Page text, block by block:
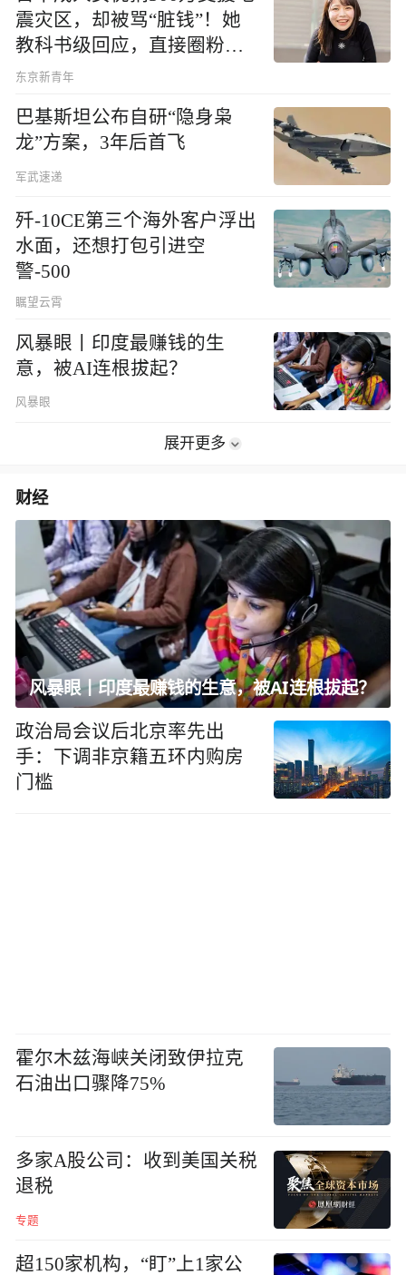
震灾区，却被骂“脏钱”！她
教科书级回应，直接圈粉无
数
东京新青年
巴基斯坦公布自研“隐身枭
龙”方案，3年后首飞
军武速递
歼-10CE第三个海外客户浮出
水面，还想打包引进空
警-500
瞩望云霄
风暴眼丨印度最赚钱的生
意，被AI连根拔起？
风暴眼
展开更多
财经
风暴眼丨印度最赚钱的生意，被AI连根拔起？
政治局会议后北京率先出
手：下调非京籍五环内购房
门槛
霍尔木兹海峡关闭致伊拉克
石油出口骤降75%
多家A股公司：收到美国关税
退税
专题
超150家机构，“盯”上1家公